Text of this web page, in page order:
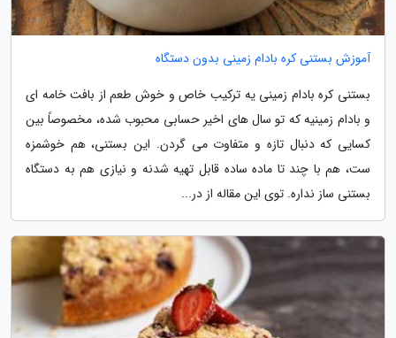
آموزش بستنی کره بادام زمینی بدون دستگاه
بستنی کره بادام زمینی یه ترکیب خاص و خوش طعم از بافت خامه ای
و بادام زمینیه که تو سال های اخیر حسابی محبوب شده، مخصوصاً بین
کسایی که دنبال تازه و متفاوت می گردن. این بستنی، هم خوشمزه
ست، هم با چند تا ماده ساده قابل تهیه شدنه و نیازی هم به دستگاه
بستنی ساز نداره. توی این مقاله از در...